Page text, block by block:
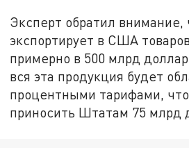
Эксперт обратил внимание,
экспортирует в США
примерно в 500 млрд
вся эта продукция будет
процентными тарифами,
приносить Штатам 75 млрд